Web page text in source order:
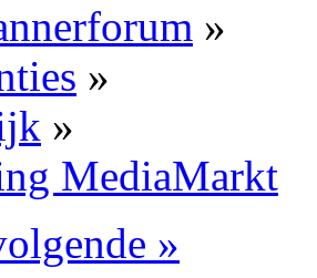
»
»
»
MediaMarkt
»